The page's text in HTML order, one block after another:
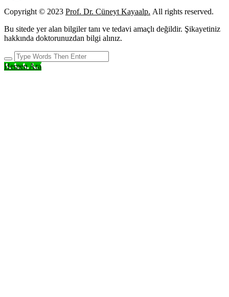
Copyright © 2023 Prof. Dr. Cüneyt Kayaalp. All rights reserved.
Bu sitede yer alan bilgiler tanı ve tedavi amaçlı değildir. Şikayetiniz
hakkında doktorunuzdan bilgi alınız.
Hemen Ara